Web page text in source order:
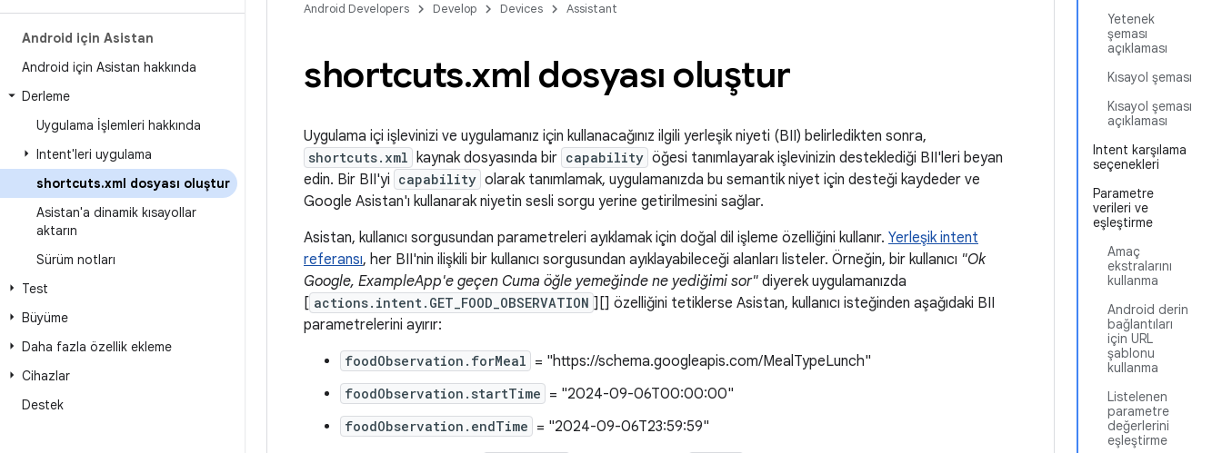
Android için Asistan
Android için Asistan hakkında
Derleme
Uygulama İşlemleri hakkında
Intent'leri uygulama
shortcuts.xml dosyası oluştur
Asistan'a dinamik kısayollar
aktarın
Sürüm notları
Test
Büyüme
Daha fazla özellik ekleme
Cihazlar
Destek
Yetenek
şeması
açıklaması
Kısayol şeması
Kısayol şeması
açıklaması
Intent karşılama
seçenekleri
Parametre
verileri ve
eşleştirme
Amaç
ekstralarını
kullanma
Android derin
bağlantıları
için URL
şablonu
kullanma
Listelenen
parametre
değerlerini
eşleştirme
Android Developers Develop Devices Assistant
shortcuts.xml dosyası oluştur
Uygulama içi işlevinizi ve uygulamanız için kullanacağınız ilgili yerleşik niyeti (BII) belirledikten sonra,
shortcuts.xml kaynak dosyasında bir capability öğesi tanımlayarak işlevinizin desteklediği BII'leri beyan
edin. Bir BII'yi capability olarak tanımlamak, uygulamanızda bu semantik niyet için desteği kaydeder ve
Google Asistan'ı kullanarak niyetin sesli sorgu yerine getirilmesini sağlar.
Asistan, kullanıcı sorgusundan parametreleri ayıklamak için doğal dil işleme özelliğini kullanır. Yerleşik intent
referansı, her BII'nin ilişkili bir kullanıcı sorgusundan ayıklayabileceği alanları listeler. Örneğin, bir kullanıcı "Ok
Google, ExampleApp'e geçen Cuma öğle yemeğinde ne yediğimi sor" diyerek uygulamanızda
[ actions.intent.GET_FOOD_OBSERVATION ][] özelliğini tetiklerse Asistan, kullanıcı isteğinden aşağıdaki BII
parametrelerini ayırır:
foodObservation.forMeal = "https://schema.googleapis.com/MealTypeLunch"
foodObservation.startTime = "2024-09-06T00:00:00"
foodObservation.endTime = "2024-09-06T23:59:59"